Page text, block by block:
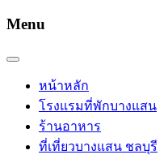
Menu
หน้าหลัก
โรงแรมที่พักบางแสน
ร้านอาหาร
ที่เที่ยวบางแสน ชลบุรี